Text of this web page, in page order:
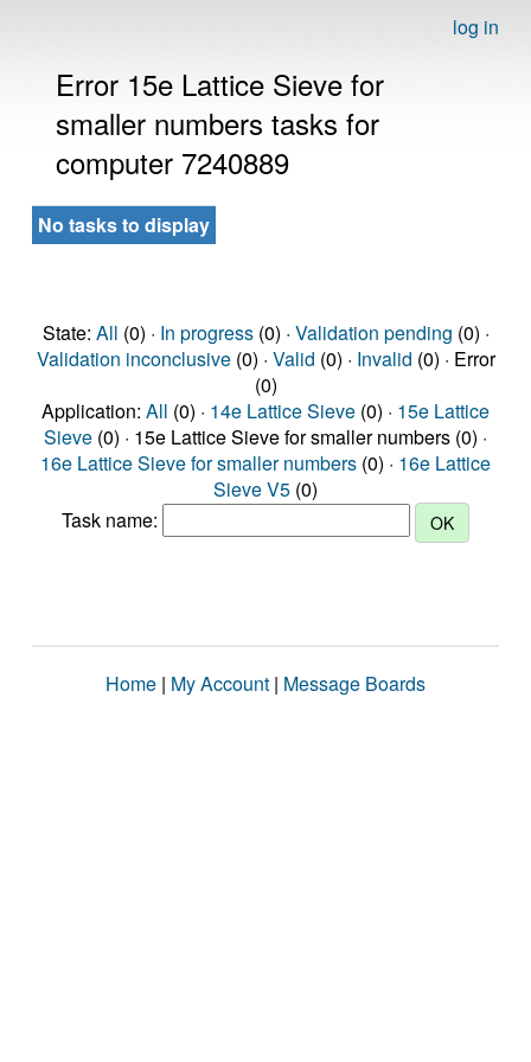
log in
Error 15e Lattice Sieve for
smaller numbers tasks for
computer 7240889
No tasks to display
State: All (0) · In progress(0) · Validation pending (0) ·
Validation inconclusive(0) · Valid (0) · Invalid (0) · Error
(0)
Application: All (0) · 14e Lattice Sieve (0) · 15e Lattice
Sieve (0) · 15e Lattice Sieve for smaller numbers (0) ·
16e Lattice Sieve for smaller numbers (0) · 16e Lattice
Sieve V5 (0)
Task name:
Home | My Account | Message Boards